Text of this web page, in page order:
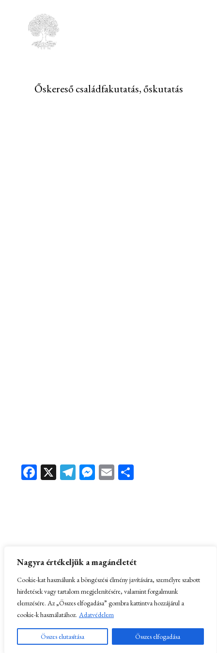
Nagyra értékeljük a magánéletét
Cookie-kat használunk a böngészési élmény javítására, személyre szabott
hirdetések vagy tartalom megjelenítésére, valamint forgalmunk
elemzésére. Az „Összes elfogadása” gombra kattintva hozzájárul a
cookie-k használatához. Adatvédelem
Összes elutasítása Összes elfogadása
Őskereső családfakutatás, őskutatás
Facebook
X Telegram
Messenger
Email
Partnerek:Kissomlyó és a Kis-Somlyó hegy
© Erdélyi Károly 2025
Adatkezelési tájékoztató